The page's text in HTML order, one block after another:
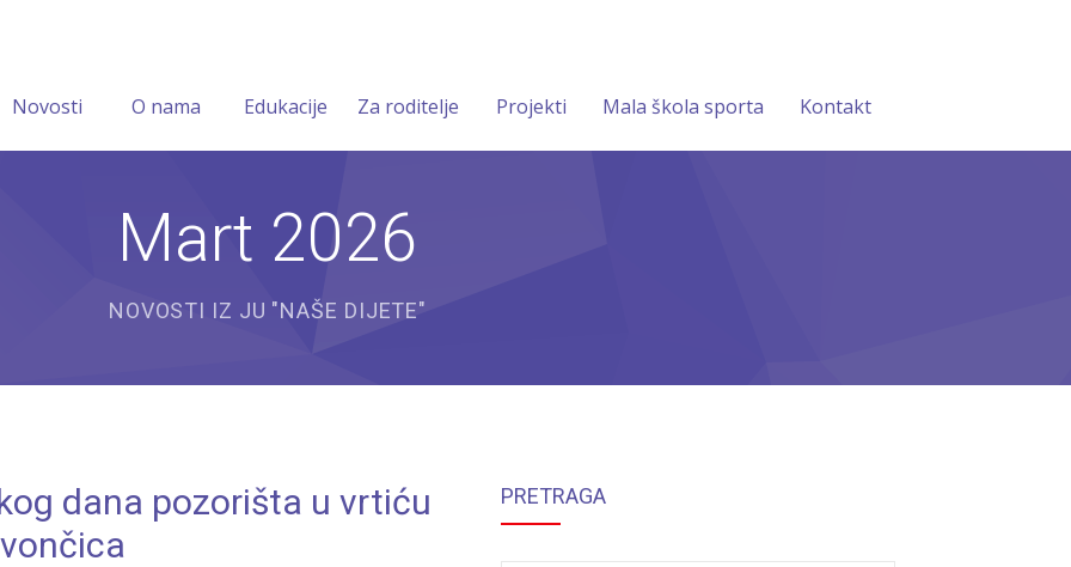
Novosti O nama Edukacije Za roditelje Projekti Mala škola sporta Kontakt
Mart 2026
NOVOSTI IZ JU "NAŠE DIJETE"
dana pozorišta u vrtiću
PRETRAGA